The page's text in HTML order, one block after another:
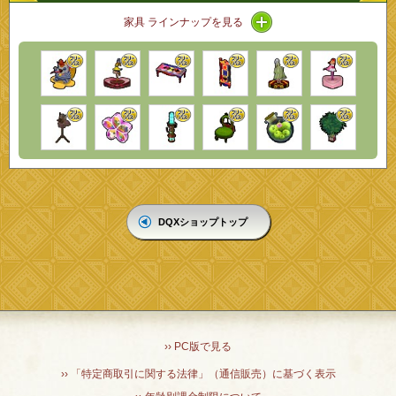
家具 ラインナップを見る アイコン / ラインナップ
DQXショップトップ
›› PC版で見る
›› 「特定商取引に関する法律」（通信販売）に基づく表示